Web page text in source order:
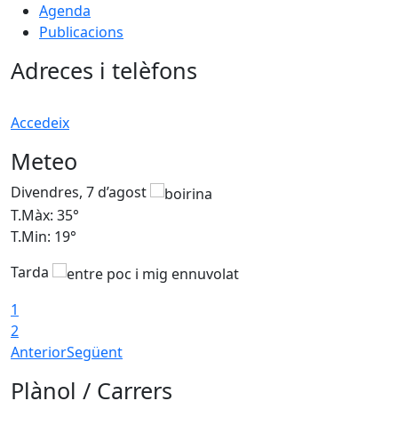
Agenda
Publicacions
Adreces i telèfons
Accedeix
Meteo
Divendres, 7 d’agost
T.Màx: 35°
T.Min: 19°
Tarda
1
2
AnteriorSegüent
Plànol / Carrers